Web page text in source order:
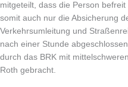
mitgeteilt, dass die Person
somit auch nur die Absicherung
Verkehrsumleitung und
nach einer Stunde
durch das BRK mit
Roth gebracht.